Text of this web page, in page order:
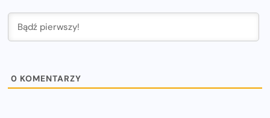
0 KOMENTARZY